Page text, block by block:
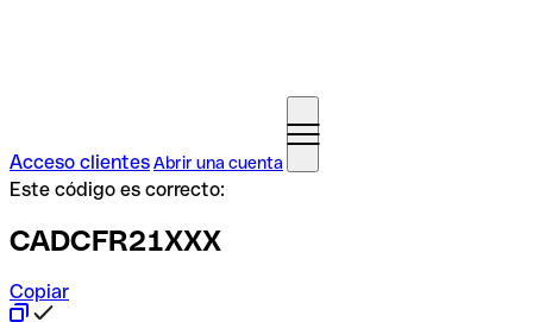
Acceso clientesAbrir una cuenta
Este código es correcto:
CADCFR21XXX
Copiar